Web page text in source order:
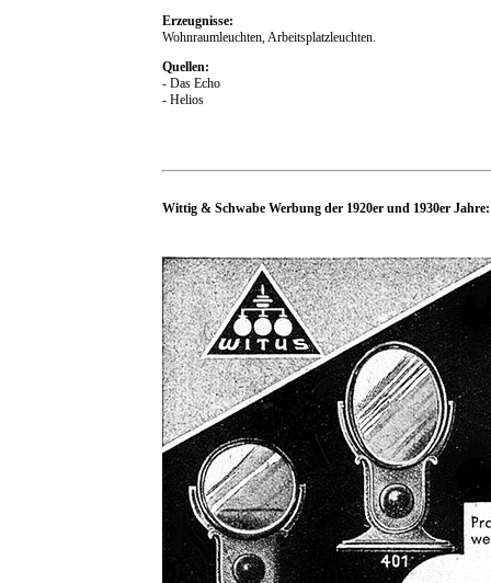
Erzeugnisse:
Wohnraumleuchten, Arbeitsplatzleuchten.
Quellen:
- Das Echo
- Helios
Wittig & Schwabe Werbung der 1920er und 1930er Jahre: